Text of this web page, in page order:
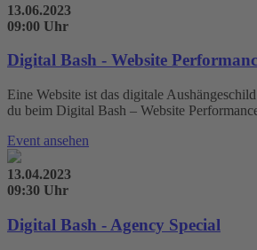
13.06.2023
09:00 Uhr
Digital Bash - Website
Eine Website ist das digitale
du beim Digital Bash – Website
Event ansehen
13.04.2023
09:30 Uhr
Digital Bash - Agency Special